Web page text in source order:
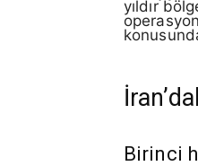
yıldır
Birinci